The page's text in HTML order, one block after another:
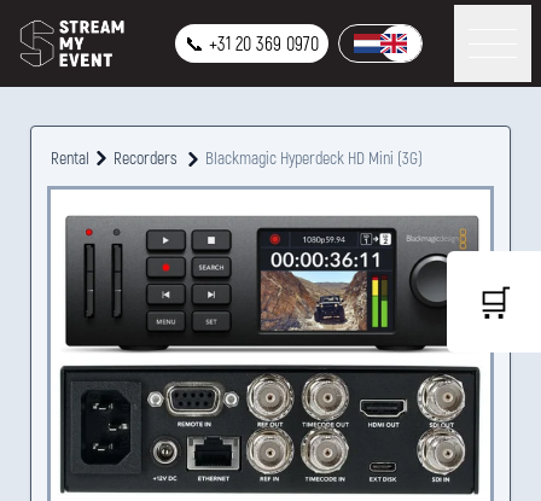
📞 +31 20 369 0970
Rental Recorders Blackmagic Hyperdeck HD Mini (3G)
🛒